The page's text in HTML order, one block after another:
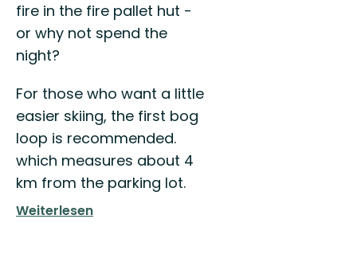
fire in the fire pallet hut -
or why not spend the
night?
For those who want a little
easier skiing, the first bog
loop is recommended.
which measures about 4
km from the parking lot.
Weiterlesen